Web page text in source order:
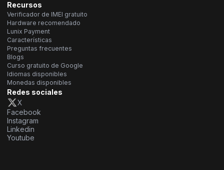
Recursos
Verificador de IMEI gratuito
Hardware recomendado
Lunix Payment
Características
Preguntas frecuentes
Blogs
Curso gratuito de Google
Idiomas disponibles
Monedas disponibles
Redes sociales
X
Facebook
Instagram
Linkedin
Youtube